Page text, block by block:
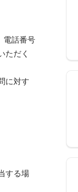
電話番号
ただく
に対す
する場